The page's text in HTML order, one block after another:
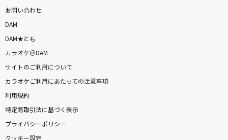
桜晴
優里
雨とカプチーノ
ヨルシカ
お問い合わせ
DAM
DAM★とも
カラオケ＠DAM
サイトのご利用について
カラオケご利用にあたっての注意事項
利用規約
特定商取引法に基づく表示
プライバシーポリシー
クッキー設定